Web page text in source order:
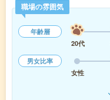
職場の雰囲気
年齢層
20代
男女比率
女性